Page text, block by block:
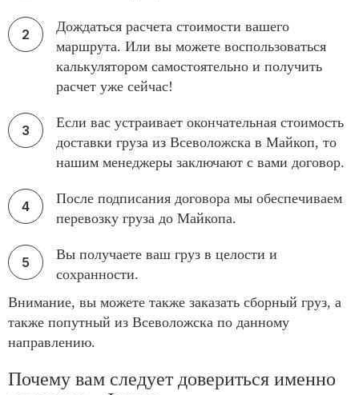
Дождаться расчета стоимости вашего
маршрута. Или вы можете воспользоваться
калькулятором самостоятельно и получить
расчет уже сейчас!
Если вас устраивает окончательная стоимость
доставки груза из Всеволожска в Майкоп, то
нашим менеджеры заключают с вами договор.
После подписания договора мы обеспечиваем
перевозку груза до Майкопа.
Вы получаете ваш груз в целости и
сохранности.
Внимание, вы можете также заказать сборный груз, а
также попутный из Всеволожска по данному
направлению.
Почему вам следует довериться именно